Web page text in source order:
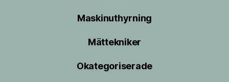
Maskinuthyrning
Mättekniker
Okategoriserade